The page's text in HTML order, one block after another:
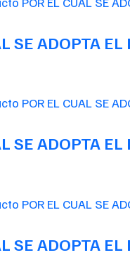
SE ADOPTA
SE ADOPTA
SE ADOPTA